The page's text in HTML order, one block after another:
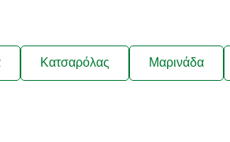
Κατσαρόλας Μαρινάδα